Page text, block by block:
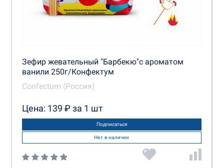
Зефир жевательный "Барбекю"с ароматом
ванили 250г/Конфектум
Confectum (Россия)
Цена: 139 ₽ за 1 шт
Подписаться
Нет в наличии